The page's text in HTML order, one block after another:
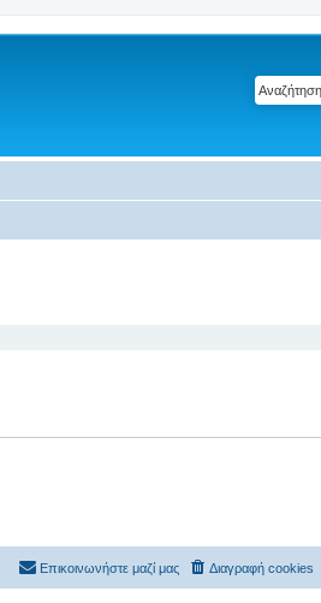
Διαγραφή cookies
Επικοινωνήστε μαζί μας